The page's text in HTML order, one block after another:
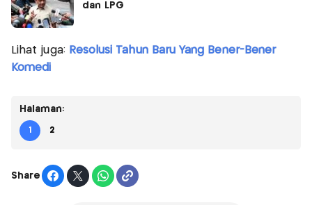
dan LPG
Lihat juga: Resolusi Tahun Baru Yang Bener-Bener
Komedi
Halaman:
1 2
Share